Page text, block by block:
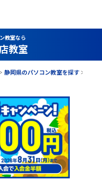
教室なら
教室
静岡県のパソコン教室を探す